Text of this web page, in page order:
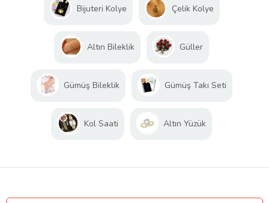
Bijuteri Kolye Çelik Kolye
Altın Bileklik Güller
Gümüş Bileklik Gümüş Takı Seti
Kol Saati Altın Yüzük